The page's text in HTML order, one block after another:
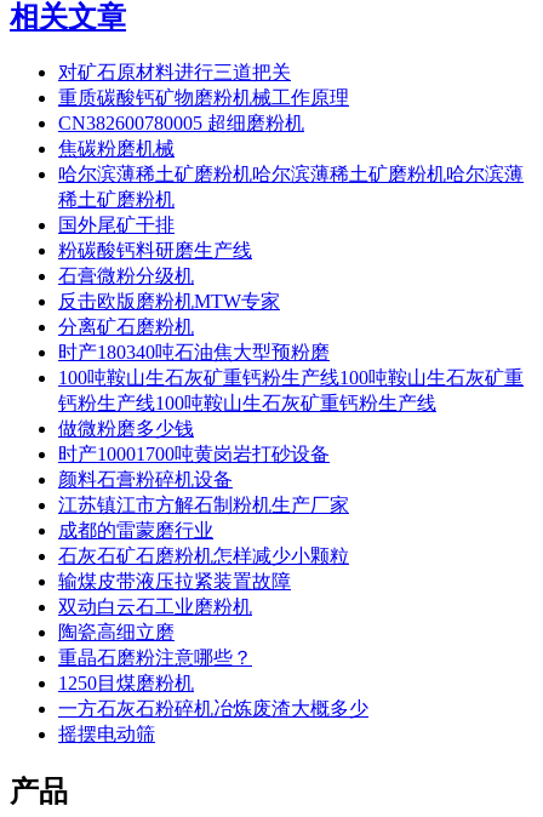
相关文章
对矿石原材料进行三道把关
重质碳酸钙矿物磨粉机械工作原理
CN382600780005 超细磨粉机
焦碳粉磨机械
哈尔滨薄稀土矿磨粉机哈尔滨薄稀土矿磨粉机哈尔滨薄
稀土矿磨粉机
国外尾矿干排
粉碳酸钙料研磨生产线
石膏微粉分级机
反击欧版磨粉机MTW专家
分离矿石磨粉机
时产180340吨石油焦大型预粉磨
100吨鞍山生石灰矿重钙粉生产线100吨鞍山生石灰矿重
钙粉生产线100吨鞍山生石灰矿重钙粉生产线
做微粉磨多少钱
时产10001700吨黄岗岩打砂设备
颜料石膏粉碎机设备
江苏镇江市方解石制粉机生产厂家
成都的雷蒙磨行业
石灰石矿石磨粉机怎样减少小颗粒
输煤皮带液压拉紧装置故障
双动白云石工业磨粉机
陶瓷高细立磨
重晶石磨粉注意哪些？
1250目煤磨粉机
一方石灰石粉碎机冶炼废渣大概多少
摇摆电动筛
产品